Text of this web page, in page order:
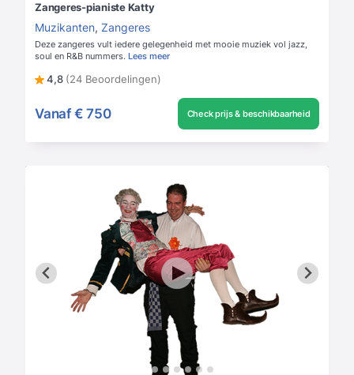
Zangeres-pianiste Katty
Muzikanten, Zangeres
Deze zangeres vult iedere gelegenheid met mooie muziek vol jazz,
soul en R&B nummers. Lees meer
4,8 (24 Beoordelingen)
Vanaf € 750 Check prijs & beschikbaarheid